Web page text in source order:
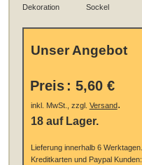
Dekoration
Sockel
Unser Angebot
Preis : 5,60 €
inkl. MwSt., zzgl. Versand.
18 auf Lager.
Lieferung innerhalb 6 Werktagen.
Kreditkarten und Paypal Kunden: